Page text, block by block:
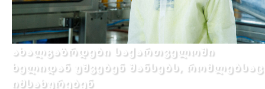
ახალგაზრდები საქართველოში
ხელიდან უშვებენ შანსებს, რომლებსაც
იმსახურებენ